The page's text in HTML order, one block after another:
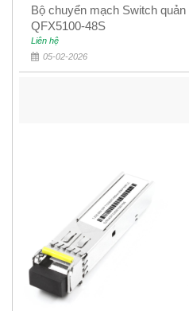
Bộ chuyển mạch Switch
QFX5100-48S
Liên hệ
05-02-2026